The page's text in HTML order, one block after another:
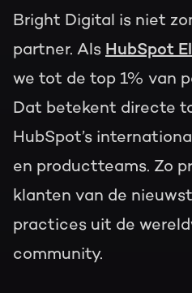
Bright Digital is niet
partner. Als HubSpot
we tot de top 1% van
Dat betekent directe
HubSpot’s
en productteams. Zo
klanten van de
practices uit de
community.